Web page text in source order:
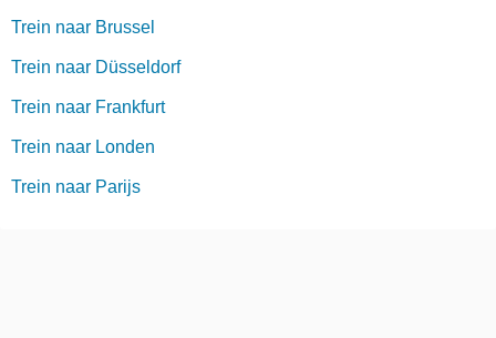
Trein naar Brussel
Trein naar Düsseldorf
Trein naar Frankfurt
Trein naar Londen
Trein naar Parijs